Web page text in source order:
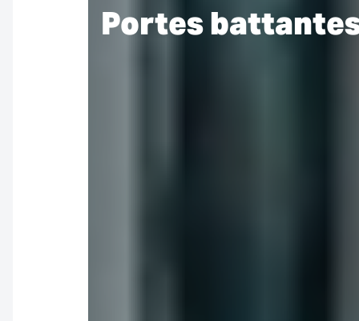
Portes